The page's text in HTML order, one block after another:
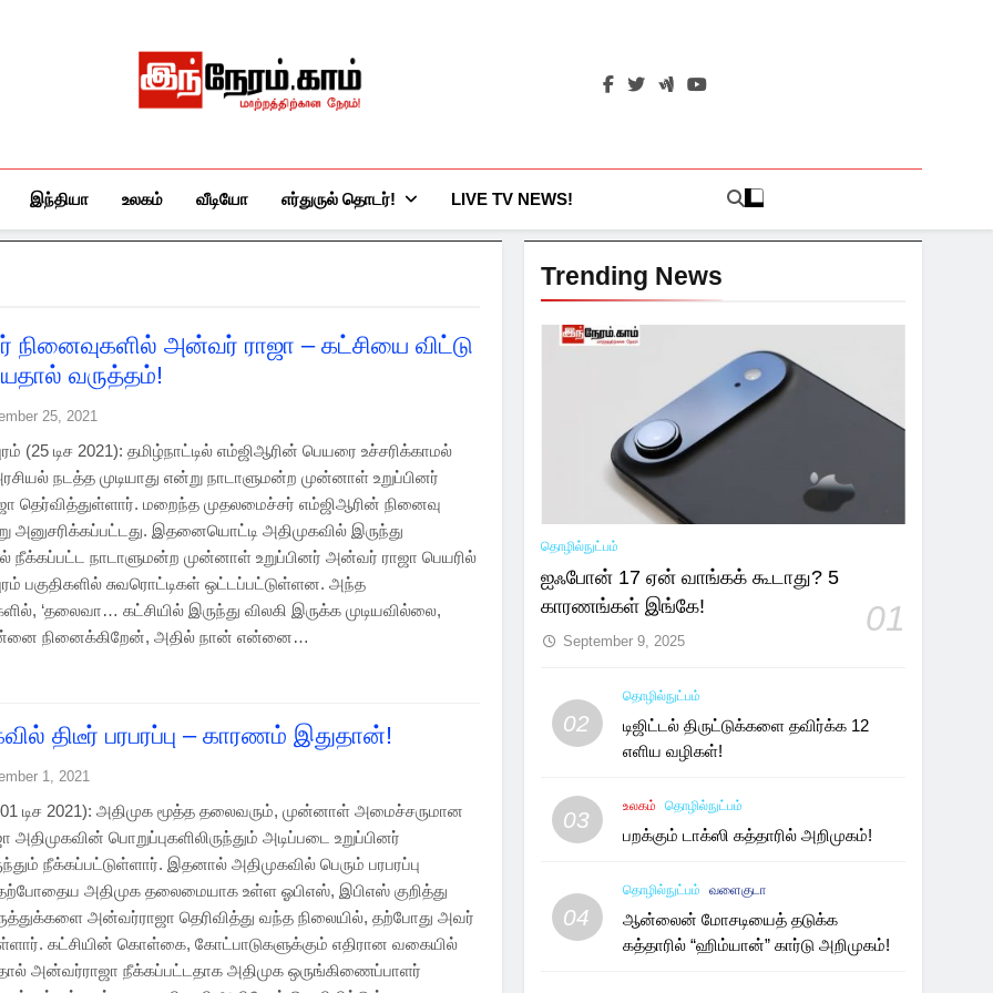
இந்நேரம்.காம்
இந்தியா உலகம் வீடியோ எர்துருல் தொடர்! LIVE TV NEWS!
நினைவுகளில் அன்வர் ராஜா – கட்சியை விட்டு
வருத்தம்!
25, 2021
(25 டிச 2021): தமிழ்நாட்டில் எம்ஜிஆரின் பெயரை உச்சரிக்காமல்
நடத்த முடியாது என்று நாடாளுமன்ற முன்னாள் உறுப்பினர்
தெர்வித்துள்ளார். மறைந்த முதலமைச்சர் எம்ஜிஆரின் நினைவு
அனுசரிக்கப்பட்டது. இதனையொட்டி அதிமுகவில் இருந்து
நாடாளுமன்ற முன்னாள் உறுப்பினர் அன்வர் ராஜா பெயரில்
பகுதிகளில் சுவரொட்டிகள் ஒட்டப்பட்டுள்ளன. அந்த
‘தலைவா… கட்சியில் இருந்து விலகி இருக்க முடியவில்லை,
நினைக்கிறேன், அதில் நான் என்னை…
திடீர் பரபரப்பு – காரணம் இதுதான்!
1, 2021
டிச 2021): அதிமுக மூத்த தலைவரும், முன்னாள் அமைச்சருமான
பொறுப்புகளிலிருந்தும் அடிப்படை உறுப்பினர்
நீக்கப்பட்டுள்ளார். இதனால் அதிமுகவில் பெரும் பரபரப்பு
அதிமுக தலைமையாக உள்ள ஓபிஎஸ், இபிஎஸ் குறித்து
அன்வர்ராஜா தெரிவித்து வந்த நிலையில், தற்போது அவர்
கட்சியின் கொள்கை, கோட்பாடுகளுக்கும் எதிரான வகையில்
அன்வர்ராஜா நீக்கப்பட்டதாக அதிமுக ஒருங்கிணைப்பாளர்
Trending News
தொழில்நுட்பம்
ஐஃபோன் 17 ஏன் வாங்கக் கூடாது? 5
காரணங்கள் இங்கே!
01
September 9, 2025
02
தொழில்நுட்பம்
டிஜிட்டல் திருட்டுக்களை தவிர்க்க 12
எளிய வழிகள்!
03
உலகம் தொழில்நுட்பம்
பறக்கும் டாக்ஸி கத்தாரில் அறிமுகம்!
04
தொழில்நுட்பம் வளைகுடா
ஆன்லைன் மோசடியைத் தடுக்க
கத்தாரில் “ஹிம்யான்” கார்டு அறிமுகம்!